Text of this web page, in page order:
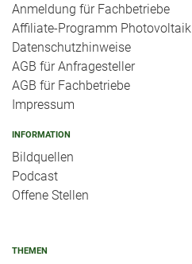
Anmeldung für Fachbetriebe
Affiliate-Programm Photovoltaik
Datenschutzhinweise
AGB für Anfragesteller
AGB für Fachbetriebe
Impressum
INFORMATION
Bildquellen
Podcast
Offene Stellen
THEMEN